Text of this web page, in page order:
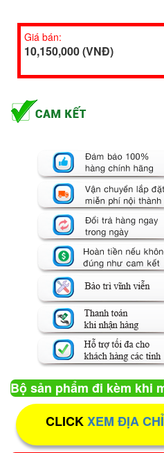
Giá bán:
10,150,000 (VNĐ)
Bộ sản phẩm đi kèm khi
CLICKXEM ĐỊA